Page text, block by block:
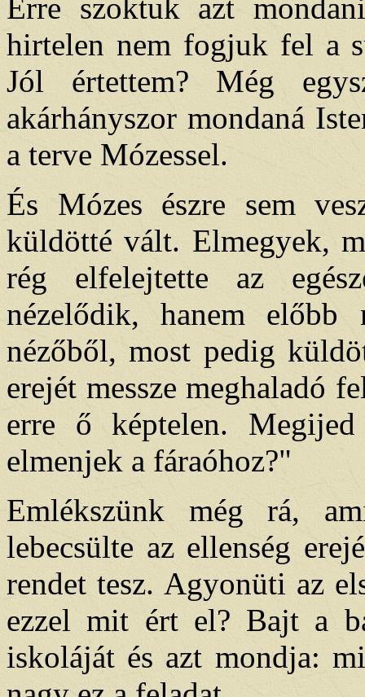
Erre szoktuk azt
hirtelen nem fogjuk fel a
Jól értettem? Még
akárhányszor mondaná
a terve Mózessel.
És Mózes észre sem
küldötté vált. Elmegyek,
rég elfelejtette az
nézelődik, hanem előbb
nézőből, most pedig
erejét messze meghaladó
erre ő képtelen.
elmenjek a fáraóhoz?"
Emlékszünk még rá,
lebecsülte az ellenség
rendet tesz. Agyonüti az
ezzel mit ért el? Bajt a
iskoláját és azt mondja: